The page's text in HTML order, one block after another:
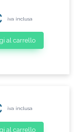
iva inclusa
al carrello
iva inclusa
al carrello